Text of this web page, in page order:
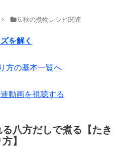
6.秋の煮物レシピ関連
を解く
方の基本一覧へ
動画を視聴する
八方だしで煮る【たき
】